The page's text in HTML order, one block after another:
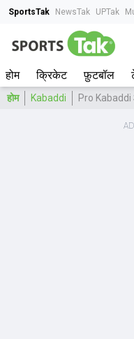
SportsTak NewsTak UPTak
होम क्रिकेट फ़ुटबॉल
होम Kabaddi Pro